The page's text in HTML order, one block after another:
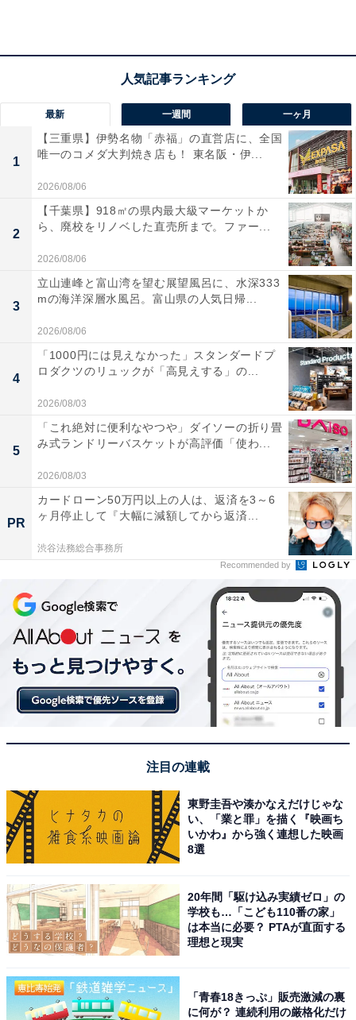
miffyデザイン ハンディ・ミシン＆缶ケースセット（画像出典：Amazon）
今回の付録の主役は、なんとミッフィーデザインのハン
ディ・ミシン。ホッチキスのようにガチャガチャ押すだ
けで簡単に縫えるという、誰でも気軽に使える仕様が魅
力です。サイズは約幅4×奥行10.5×高さ7cmとコンパクト
で、ちょっとした裾上げや小物作りに大活躍。オレンジ
と白の糸が付属しているほか、市販の糸も使用できるの
で、用途に合わせて使い分けることができます。
収納に便利！ミッフィーの缶ケース＆お裁縫グッ
ズ付き
最新 一週間 一ヶ月
1
【三重県】伊勢名物「赤福」の直営店に、全国
唯一のコメダ大判焼き店も！ 東名阪・伊...
2026/08/06
2
【千葉県】918㎡の県内最大級マーケットか
ら、廃校をリノベした直売所まで。ファー...
2026/08/06
3
立山連峰と富山湾を望む展望風呂に、水深333
mの海洋深層水風呂。富山県の人気日帰...
2026/08/06
4
「1000円には見えなかった」スタンダードプ
ロダクツのリュックが「高見えする」の...
2026/08/03
5
「これ絶対に便利なやつや」ダイソーの折り畳
み式ランドリーバスケットが高評価「使わ...
2026/08/03
PR
カードローン50万円以上の人は、返済を3～6
ヶ月停止して『大幅に減額してから返済...
渋谷法務総合事務所
Recommended by
注目の連載
東野圭吾や湊かなえだけじゃな
い、「業と罪」を描く『映画ち
いかわ』から強く連想した映画
8選
20年間「駆け込み実績ゼロ」の
学校も…「こども110番の家」
は本当に必要？ PTAが直面する
理想と現実
「青春18きっぷ」販売激減の裏
に何が？ 連続利用の厳格化だけ